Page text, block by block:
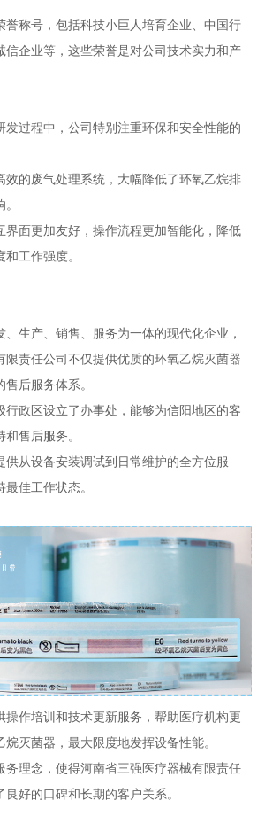
誉称号，包括科技小巨人培育企业、中国行
信企业等，这些荣誉是对公司技术实力和产
发过程中，公司特别注重环保和安全性能的
效的废气处理系统，大幅降低了环氧乙烷排
界面更加友好，操作流程更加智能化，降低
工作强度。
生产、销售、服务为一体的现代化企业，
限责任公司不仅提供优质的环氧乙烷灭菌器
后服务体系。
行政区设立了办事处，能够为信阳地区的客
售后服务。
供从设备安装调试到日常维护的全方位服
佳工作状态。
操作培训和技术更新服务，帮助医疗机构更
灭菌器，最大限度地发挥设备性能。
务理念，使得河南省三强医疗器械有限责任
好的口碑和长期的客户关系。